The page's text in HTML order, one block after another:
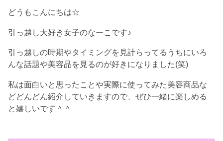
どうもこんにちは☆
引っ越し大好き女子のなーこです♪
引っ越しの時期やタイミングを見計らってるうちにいろ
んな話題や美容品を見るのが好きになりました(笑)
私は面白いと思ったことや実際に使ってみた美容商品な
どどんどん紹介していきますので、ぜひ一緒に楽しめる
と嬉しいです＾＾